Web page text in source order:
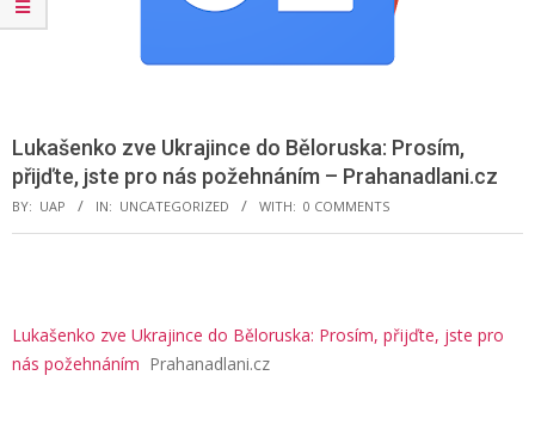
Lukašenko zve Ukrajince do Běloruska: Prosím,
přijďte, jste pro nás požehnáním – Prahanadlani.cz
BY: UAP IN: UNCATEGORIZED WITH: 0 COMMENTS
Lukašenko zve Ukrajince do Běloruska: Prosím, přijďte, jste pro
nás požehnáním Prahanadlani.cz